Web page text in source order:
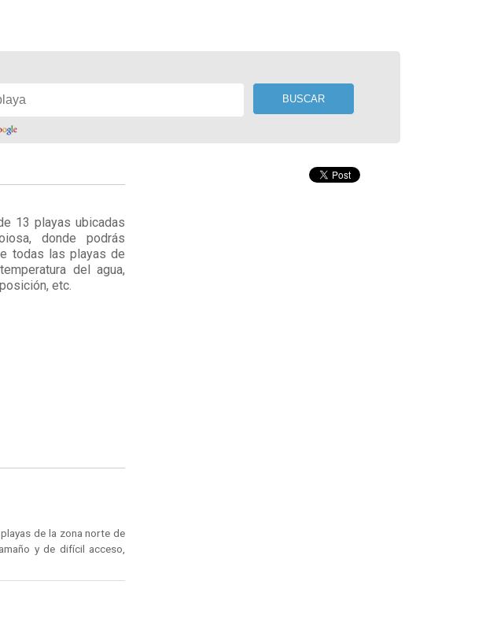
13 playas ubicadas
, donde podrás
todas las playas de
del agua,
etc.
de la zona norte de
y de difícil acceso,